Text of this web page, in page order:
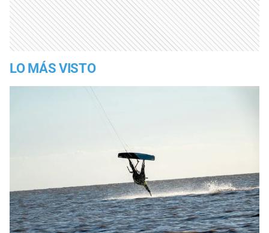
LO MÁS VISTO